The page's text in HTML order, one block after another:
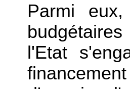
Parmi
l'Etat